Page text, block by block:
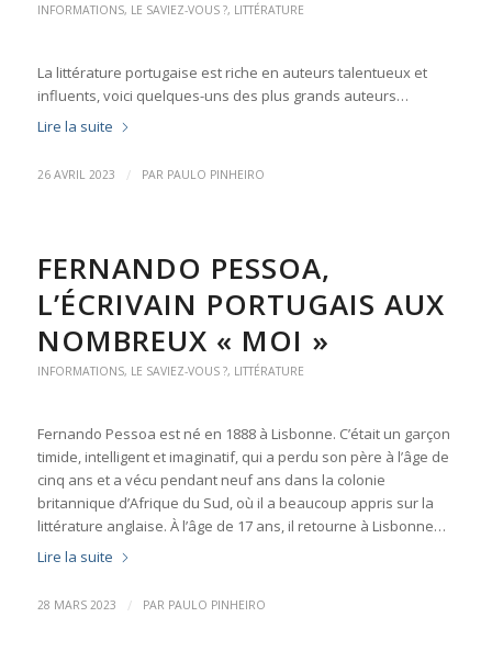
INFORMATIONS, LE SAVIEZ-VOUS ?, LITTÉRATURE
La littérature portugaise est riche en auteurs talentueux et
influents, voici quelques-uns des plus grands auteurs…
Lire la suite
26 AVRIL 2023 / PAR PAULO PINHEIRO
FERNANDO PESSOA,
L’ÉCRIVAIN PORTUGAIS AUX
NOMBREUX « MOI »
INFORMATIONS, LE SAVIEZ-VOUS ?, LITTÉRATURE
Fernando Pessoa est né en 1888 à Lisbonne. C’était un garçon
timide, intelligent et imaginatif, qui a perdu son père à l’âge de
cinq ans et a vécu pendant neuf ans dans la colonie
britannique d’Afrique du Sud, où il a beaucoup appris sur la
littérature anglaise. À l’âge de 17 ans, il retourne à Lisbonne…
Lire la suite
28 MARS 2023 / PAR PAULO PINHEIRO